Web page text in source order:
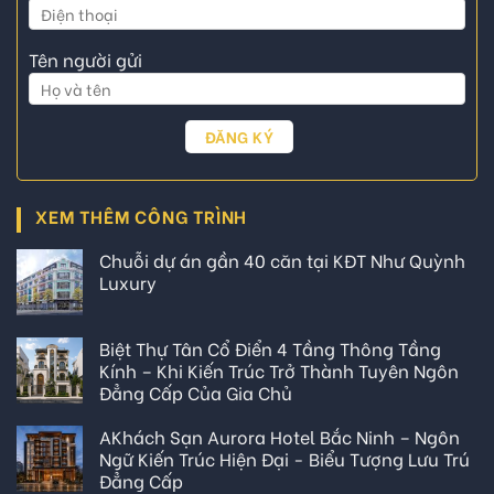
Tên người gửi
XEM THÊM CÔNG TRÌNH
Chuỗi dự án gần 40 căn tại KĐT Như Quỳnh
Luxury
Biệt Thự Tân Cổ Điển 4 Tầng Thông Tầng
Kính – Khi Kiến Trúc Trở Thành Tuyên Ngôn
Đẳng Cấp Của Gia Chủ
AKhách Sạn Aurora Hotel Bắc Ninh – Ngôn
Ngữ Kiến Trúc Hiện Đại - Biểu Tượng Lưu Trú
Đẳng Cấp